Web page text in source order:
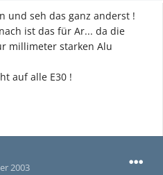
und seh das ganz anderst !
ist das für Ar... da die
millimeter starken Alu
auf alle E30 !
2003